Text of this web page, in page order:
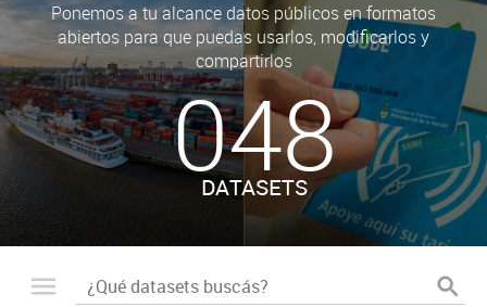
Ponemos a tu alcance datos públicos en formatos
abiertos para que puedas usarlos, modificarlos y
compartirlos
048
DATASETS